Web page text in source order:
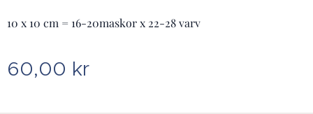
10 x 10 cm = 16-20maskor x 22-28 varv
60,00 kr